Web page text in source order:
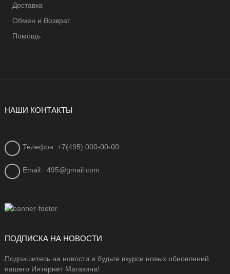
Доставка
Обмен и Возврат
Помощь
НАШИ КОНТАКТЫ
Телефон: +7(495) 000-00-00
Email: 495@gmail.com
ПОДПИСКА НА НОВОСТИ
Подпишитесь на новости и будьте вкурсе новых обновлений
нашего Интернет Магазина!